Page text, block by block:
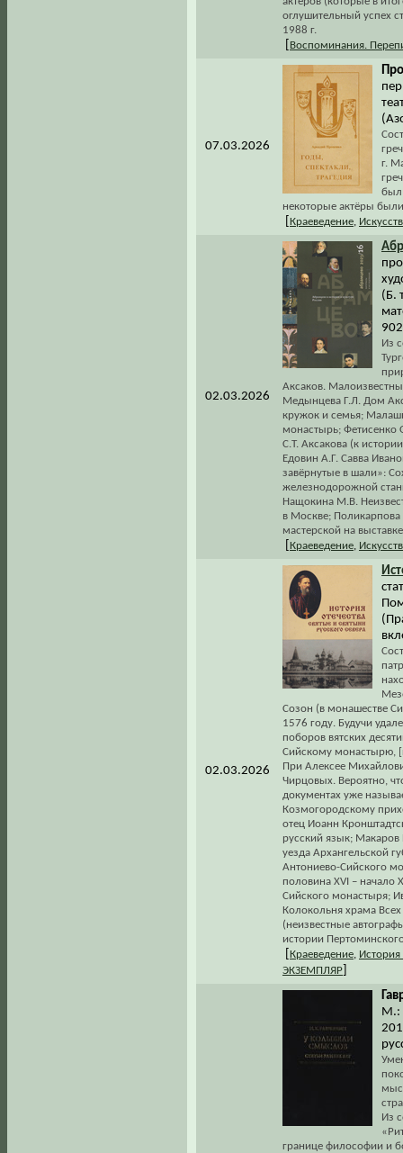
оглушительный успех
1988 г.
Воспоминания.
07.03.2026
г.
был
некоторые актёры
Краеведение
02.03.2026
(Б.
Из
Аксаков.
Медынцева Г.Л. Дом
кружок и семья;
монастырь; Фетисенко
С.Т. Аксакова (к
Едовин А.Г. Савва
завёрнутые в шали»:
железнодорожной
Нащокина М.В.
в Москве;
мастерской на
Краеведение
02.03.2026
Созон (в монашестве
1576 году. Будучи
поборов вятских
Сийскому монастырю,
При Алексее
Чирцовых. Вероятно,
документах уже
Козмогородскому
отец Иоанн
русский язык;
уезда Архангельской
Антониево-Сийского
половина XVI –
Сийского монастыря;
Колокольня храма Всех
(неизвестные
истории
Краеведение История
ЭКЗЕМПЛЯР
М.:
Из
границе философии и